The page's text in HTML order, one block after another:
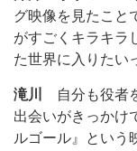
グ映像を見たこと
がすごくキラキラ
た世界に入りたい
滝川
自分も役者
出会いがきっかけ
ルゴール』という